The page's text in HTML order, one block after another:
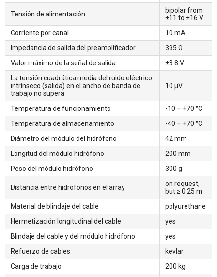
Tensión de alimentación
bipolar from
±11 to ±16 V
Corriente por canal
10 mA
Impedancia de salida del preamplificador
395 Ω
Valor máximo de la señal de salida
±3.8 V
La tensión cuadrática media del ruido eléctrico
intrínseco (salida) en el ancho de banda de
trabajo no supera
10 µV
Temperatura de funcionamiento
-10 ÷ +70 °С
Temperatura de almacenamiento
-40 ÷ +70 °С
Diámetro del módulo del hidrófono
42 mm
Longitud del módulo hidrófono
200 mm
Peso del módulo hidrófono
300 g
Distancia entre hidrófonos en el array
on request,
but ≥ 0.25 m
Material de blindaje del cable
polyurethane
Hermetización longitudinal del cable
yes
Blindaje del cable y del módulo hidrófono
yes
Refuerzo de cables
kevlar
Carga de trabajo
200 kg